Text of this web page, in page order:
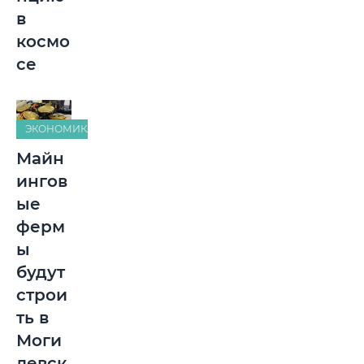
в
космо
се
ЭКОНОМИКА
Майн
ингов
ые
ферм
ы
будут
строи
ть в
Моги